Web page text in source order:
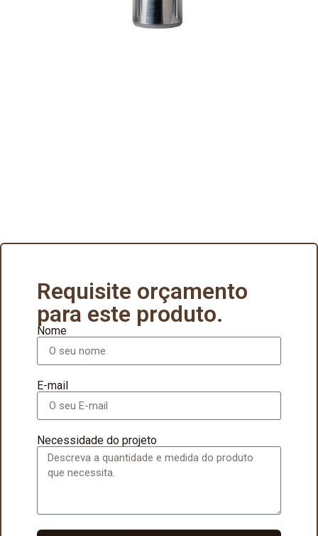
Requisite orçamento
para este produto.
Nome
E-mail
Necessidade do projeto